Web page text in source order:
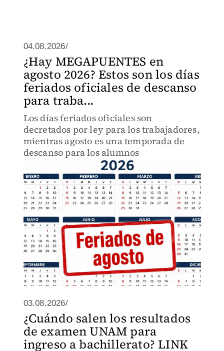
04.08.2026/
¿Hay MEGAPUENTES en
agosto 2026? Estos son los días
feriados oficiales de descanso
para traba...
Los días feriados oficiales son
decretados por ley para los trabajadores,
mientras agosto es una temporada de
descanso para los alumnos
03.08.2026/
¿Cuándo salen los resultados
de examen UNAM para
ingreso a bachillerato? LINK